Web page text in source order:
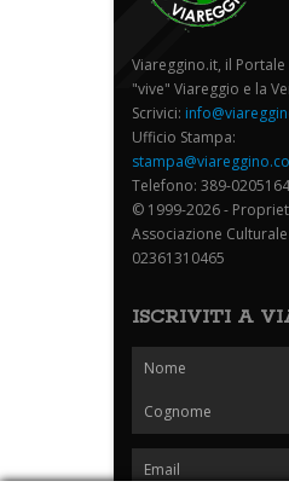
Viareggino.it, il
"vive" Viareggio e la
Scrivici:
Ufficio Stampa:
Telefono: 389-0205164
© 1999-2026 -
Associazione
02361310465
ISCRIVITI A